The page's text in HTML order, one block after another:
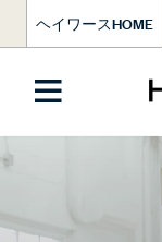
ヘイワースHOME